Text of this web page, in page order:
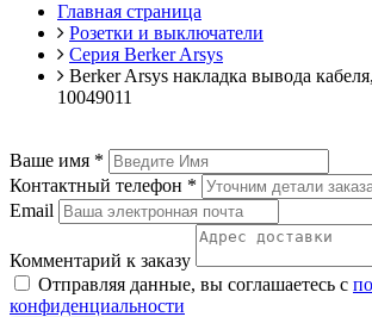
Главная страница
Розетки и выключатели
Серия Berker Arsys
Berker Arsys накладка вывода
10049011
Ваше имя *
Контактный телефон *
Email
Комментарий к заказу
Отправляя данные, вы соглашаетесь с
конфиденциальности